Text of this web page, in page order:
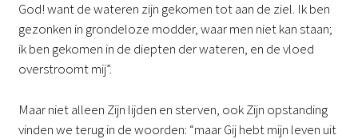
God! want de wateren zijn gekomen tot aan de ziel. Ik ben
gezonken in grondeloze modder, waar men niet kan staan;
ik ben gekomen in de diepten der wateren, en de vloed
overstroomt mij”.
Maar niet alleen Zijn lijden en sterven, ook Zijn opstanding
vinden we terug in de woorden: “maar Gij hebt mijn leven uit